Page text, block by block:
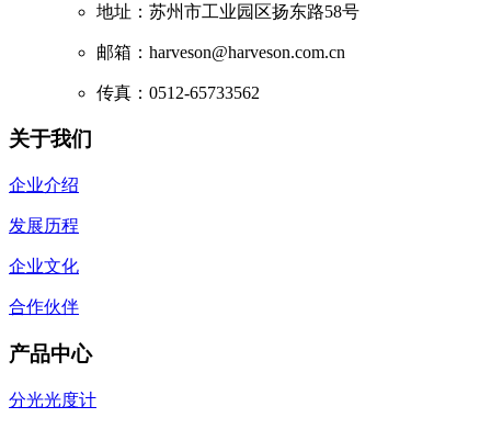
地址：苏州市工业园区扬东路58号
邮箱：harveson@harveson.com.cn
传真：0512-65733562
关于我们
企业介绍
发展历程
企业文化
合作伙伴
产品中心
分光光度计